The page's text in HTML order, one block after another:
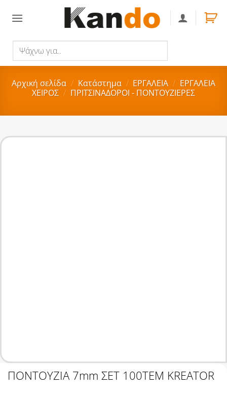
για..
Αρχική σελίδα / Κατάστημα / ΕΡΓΑΛΕΙΑ / ΕΡΓΑΛΕΙΑ
ΧΕΙΡΟΣ / ΠΡΙΤΣΙΝΑΔΟΡΟΙ - ΠΟΝΤΟΥΖΙΕΡΕΣ
ΠΟΝΤΟΥΖΙΑ 7mm ΣΕΤ 100ΤΕΜ KREATOR